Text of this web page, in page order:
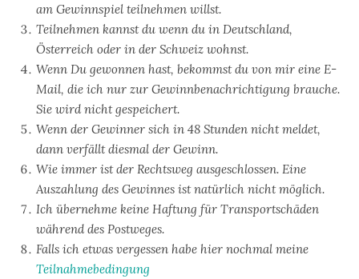
am Gewinnspiel teilnehmen willst.
Teilnehmen kannst du wenn du in Deutschland,
Österreich oder in der Schweiz wohnst.
Wenn Du gewonnen hast, bekommst du von mir eine E-
Mail, die ich nur zur Gewinnbenachrichtigung brauche.
Sie wird nicht gespeichert.
Wenn der Gewinner sich in 48 Stunden nicht meldet,
dann verfällt diesmal der Gewinn.
Wie immer ist der Rechtsweg ausgeschlossen. Eine
Auszahlung des Gewinnes ist natürlich nicht möglich.
Ich übernehme keine Haftung für Transportschäden
während des Postweges.
Falls ich etwas vergessen habe hier nochmal meine
Teilnahmebedingung